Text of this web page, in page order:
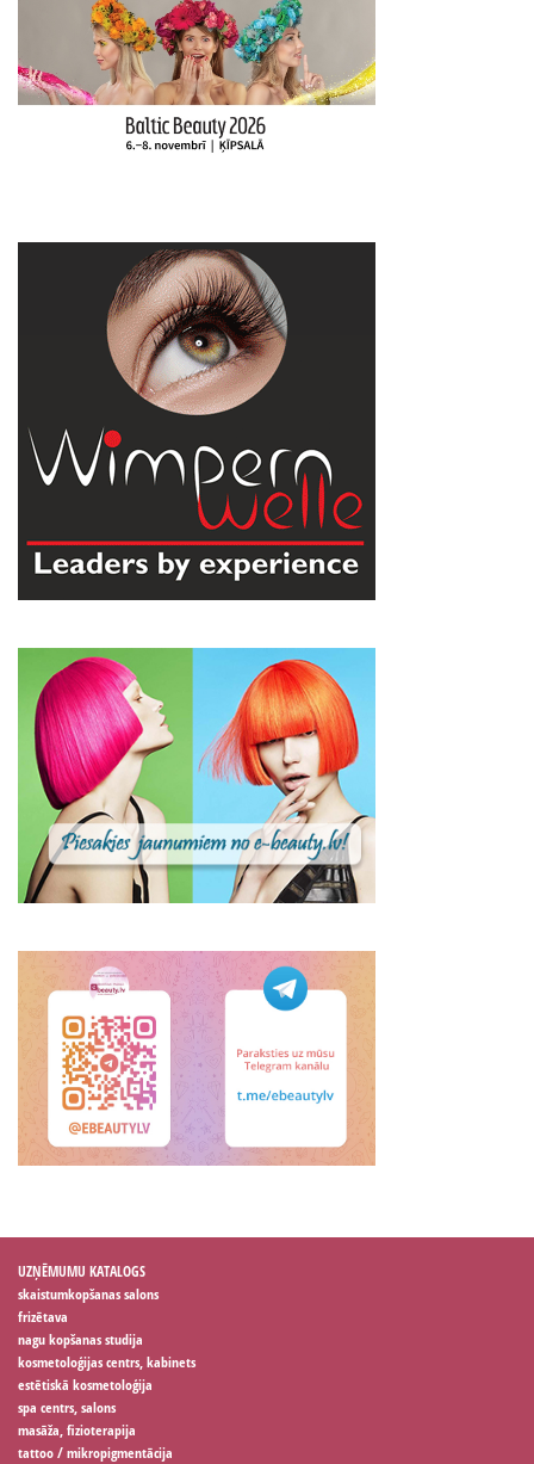
UZŅĒMUMU KATALOGS
skaistumkopšanas salons
frizētava
nagu kopšanas studija
kosmetoloģijas centrs, kabinets
estētiskā kosmetoloģija
spa centrs, salons
masāža, fizioterapija
tattoo / mikropigmentācija